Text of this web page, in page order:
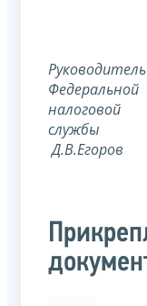
Руководитель
Федеральной
налоговой
службы
Д.В.Егоров